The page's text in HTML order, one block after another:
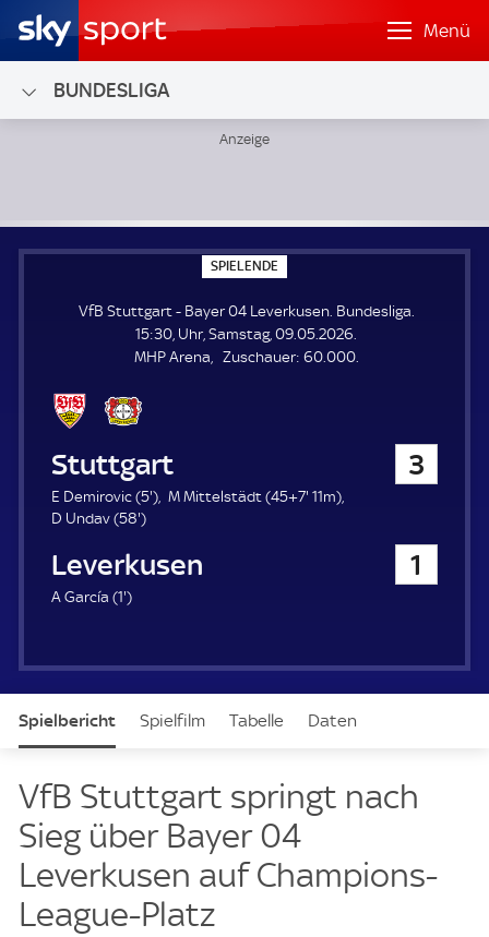
Menü
BUNDESLIGA
SPIELENDE
P
E
L
E
N
VfB Stuttgart - Bayer 04 Leverkusen. Bundesliga.
15:30, Uhr, Samstag, 09.05.2026.
MHP Arena
Zuschauer: Z
u
60.000.
VfB Stuttgart 3
E Demirovic (5'5
i
) M Mittelstädt (45+7' 5
e
11m)
D Undav (58'5
.
t
e
)
Bayer 04 Leverkusen 1
A García (1'1)
Spielbericht Spielfilm Tabelle Daten
VfB Stuttgart springt nach
Sieg über Bayer 04
Leverkusen auf Champions-
League-Platz